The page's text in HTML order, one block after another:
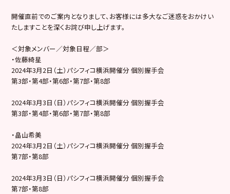
開催直前でのご案内となりまして、お客様には多大なご迷惑をおかけい
たしますことを深くお詫び申し上げます。
＜対象メンバー／対象日程／部＞
・佐藤綺星
2024年3月2日（土）パシフィコ横浜開催分 個別握手会
第3部・第4部・第6部・第7部・第8部
2024年3月3日（日）パシフィコ横浜開催分 個別握手会
第3部・第4部・第6部・第7部・第8部
・畠山希美
2024年3月2日（土）パシフィコ横浜開催分 個別握手会
第7部・第8部
2024年3月3日（日）パシフィコ横浜開催分 個別握手会
第7部・第8部